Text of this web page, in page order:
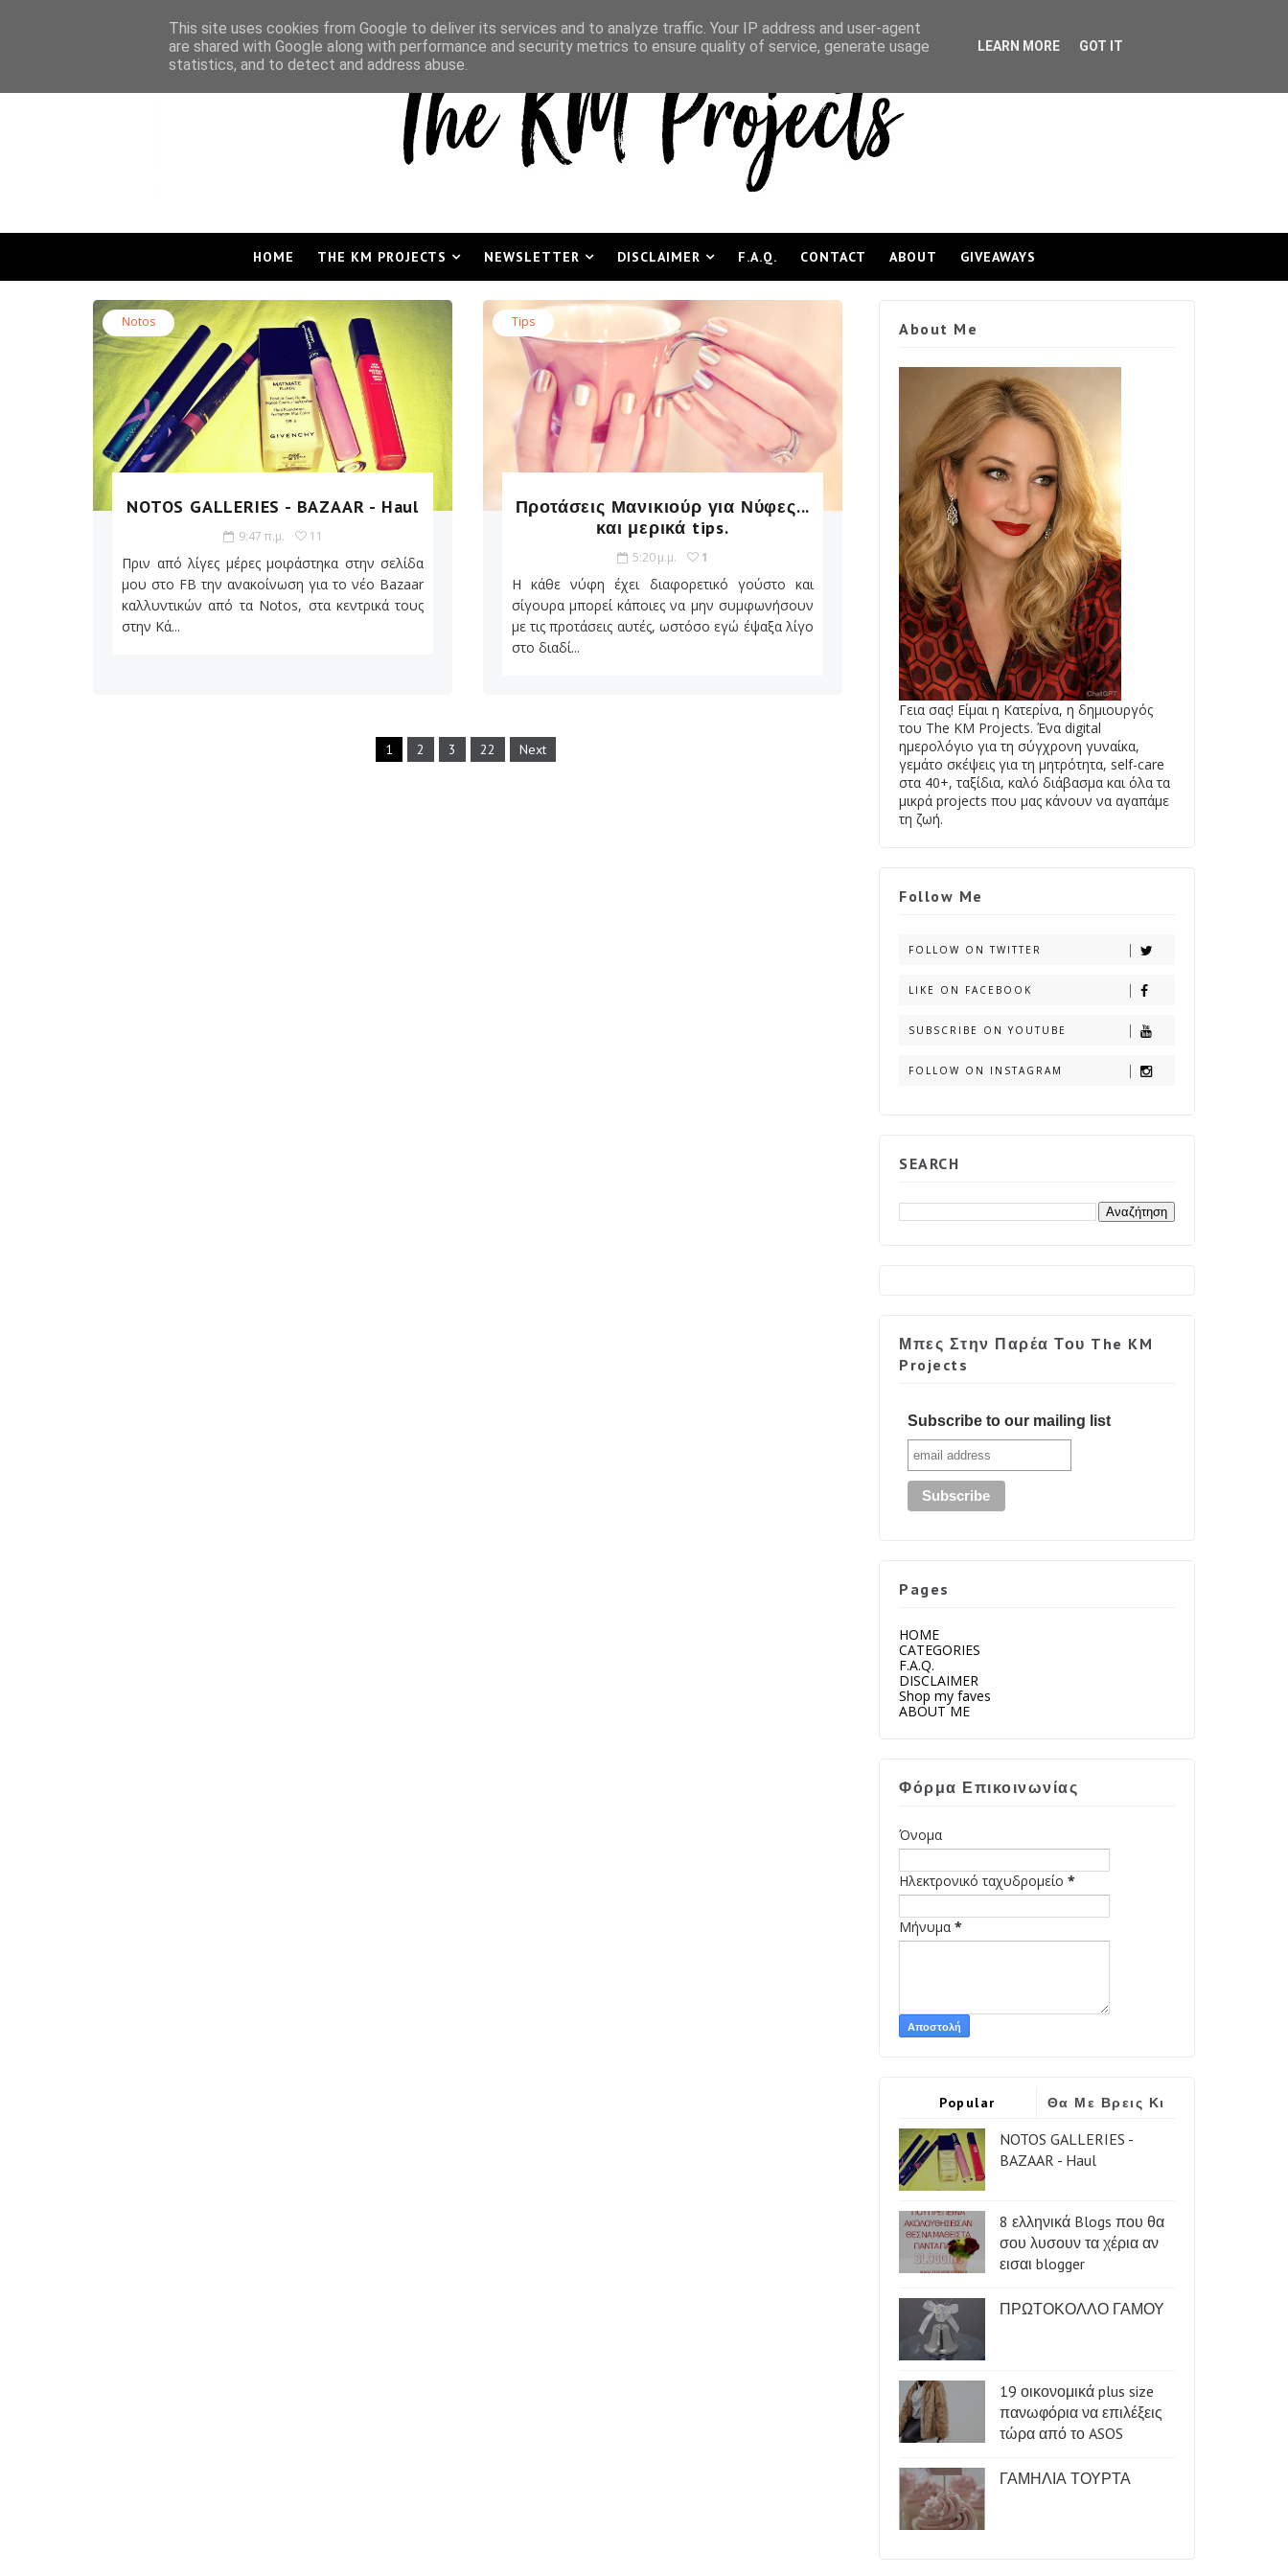
HOME THE KM PROJECTS NEWSLETTER DISCLAIMER F.A.Q. CONTACT ABOUT GIVEAWAYS
Notos
NOTOS GALLERIES - BAZAAR - Haul
9:47 π.μ. 11
Πριν από λίγες μέρες μοιράστηκα στην σελίδα
μου στο FB την ανακοίνωση για το νέο Bazaar
καλλυντικών από τα Notos, στα κεντρικά τους
στην Κά...
Tips
Προτάσεις Μανικιούρ για Νύφες...
και μερικά tips.
5:20 μ.μ. 1
Η κάθε νύφη έχει διαφορετικό γούστο και
σίγουρα μπορεί κάποιες να μην συμφωνήσουν
με τις προτάσεις αυτές, ωστόσο εγώ έψαξα λίγο
στο διαδί...
1 2 3 22 Next
About Me
Γεια σας! Είμαι η Κατερίνα, η δημιουργός
του The KM Projects. Ένα digital
ημερολόγιο για τη σύγχρονη γυναίκα,
γεμάτο σκέψεις για τη μητρότητα, self-care
στα 40+, ταξίδια, καλό διάβασμα και όλα τα
μικρά projects που μας κάνουν να αγαπάμε
τη ζωή.
Follow Me
FOLLOW ON TWITTER
LIKE ON FACEBOOK
SUBSCRIBE ON YOUTUBE
FOLLOW ON INSTAGRAM
SEARCH
Μπες Στην Παρέα Του The KM
Projects
Subscribe to our mailing list
Pages
HOME
CATEGORIES
F.A.Q.
DISCLAIMER
Shop my faves
ABOUT ME
Φόρμα Επικοινωνίας
Όνομα
Ηλεκτρονικό ταχυδρομείο *
Μήνυμα *
Popular
Θα Με Βρεις Κι
Εδώ
NOTOS GALLERIES -
BAZAAR - Haul
8 ελληνικά Blogs που θα
σου λυσουν τα χέρια αν
εισαι blogger
ΠΡΩΤΟΚΟΛΛΟ ΓΑΜΟΥ
19 οικονομικά plus size
πανωφόρια να επιλέξεις
τώρα από το ASOS
ΓΑΜΗΛΙΑ ΤΟΥΡΤΑ
This site uses cookies from Google to deliver its services and to analyze traffic. Your IP address and user-agent
are shared with Google along with performance and security metrics to ensure quality of service, generate usage
statistics, and to detect and address abuse.
LEARN MORE GOT IT